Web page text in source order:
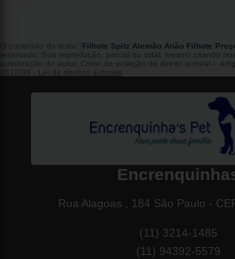
O conteúdo do texto " Filhote Spitz Alemão Anão Filhote
reservado. Sua reprodução, parcial ou total, mesmo citando
autorização do autor. Crime de violação de direito autoral –
9610/98 - Lei de direitos autorais .
Rua Alagoas , 184 São Paulo -
(11) 3214-1485
(11) 94392-5579